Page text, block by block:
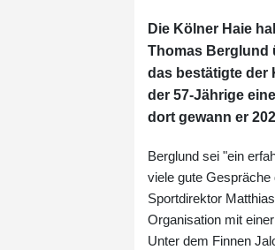
Die Kölner Haie
Thomas Berglund
das bestätigte der
der 57-Jährige
dort gewann er
Berglund sei "ein
viele gute
Sportdirektor
Organisation mit
Unter dem Finnen